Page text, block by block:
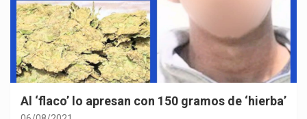
Al ‘flaco’ lo apresan con 150 gramos de ‘hierba’